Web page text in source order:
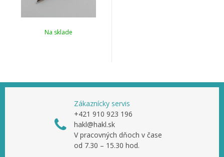
Na sklade
Zákaznícky servis
+421 910 923 196
hakl@hakl.sk
V pracovných dňoch v čase
od 7.30 – 15.30 hod.